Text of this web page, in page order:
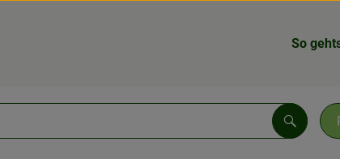
So
Suchen